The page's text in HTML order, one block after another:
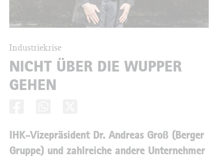
Industriekrise
NICHT ÜBER DIE WUPPER
GEHEN
IHK-Vizepräsident Dr. An­dreas Groß (Berger
Gruppe) und zahlreiche andere Unter­nehmer